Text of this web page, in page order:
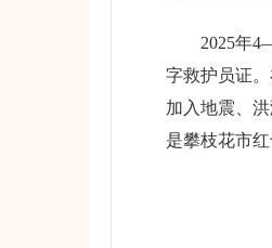
2025年4—6
字救护员证
加入地震、
是攀枝花市